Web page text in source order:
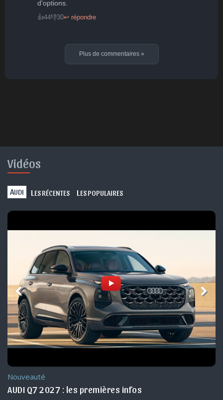
d'options.
👍44👎30↩ répondre
Plus de commentaires »
Vidéos
AUDI L ES RÉCENTES L ES POPULAIRES
Nouveauté Maroc
AUDI Q3 2026 Maroc